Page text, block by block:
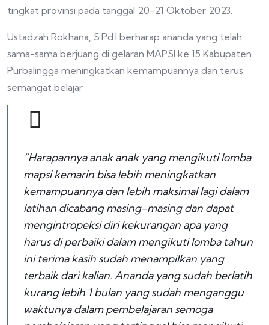
tingkat provinsi pada tanggal 20-21 Oktober 2023.
Ustadzah Rokhana, S.Pd.I berharap ananda yang telah
sama-sama berjuang di gelaran MAPSI ke 15 Kabupaten
Purbalingga meningkatkan kemampuannya dan terus
semangat belajar
“Harapannya anak anak yang mengikuti lomba
mapsi kemarin bisa lebih meningkatkan
kemampuannya dan lebih maksimal lagi dalam
latihan dicabang masing-masing dan dapat
mengintropeksi diri kekurangan apa yang
harus di perbaiki dalam mengikuti lomba tahun
ini terima kasih sudah menampilkan yang
terbaik dari kalian. Ananda yang sudah berlatih
kurang lebih 1 bulan yang sudah menganggu
waktunya dalam pembelajaran semoga